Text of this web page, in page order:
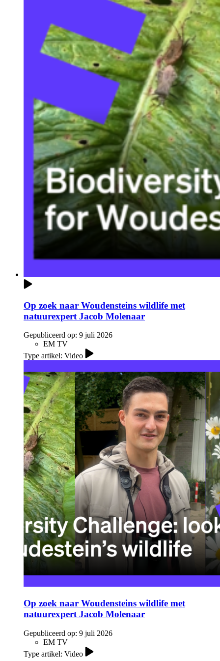
Op zoek naar Woudensteins wildlife met
natuurexpert Jacob Molenaar
Gepubliceerd op: 9 juli 2026
EM TV
Type artikel: Video
Op zoek naar Woudensteins wildlife met
natuurexpert Jacob Molenaar
Gepubliceerd op: 9 juli 2026
EM TV
Type artikel: Video